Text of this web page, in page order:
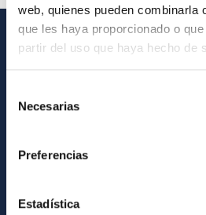
web, quienes pueden combinarla
que les haya proporcionado o
partir del uso que haya hecho de
Necesarias
Preferencias
Estadística
GENERAL INFORMATION
How to get to the IAC
General register